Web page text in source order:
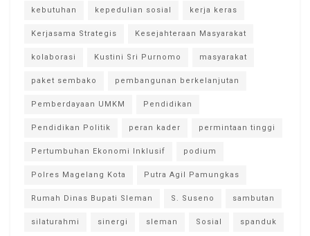
kebutuhan kepedulian sosial kerja keras
Kerjasama Strategis Kesejahteraan Masyarakat
kolaborasi Kustini Sri Purnomo masyarakat
paket sembako pembangunan berkelanjutan
Pemberdayaan UMKM Pendidikan
Pendidikan Politik peran kader permintaan tinggi
Pertumbuhan Ekonomi Inklusif podium
Polres Magelang Kota Putra Agil Pamungkas
Rumah Dinas Bupati Sleman S. Suseno sambutan
silaturahmi sinergi sleman Sosial spanduk